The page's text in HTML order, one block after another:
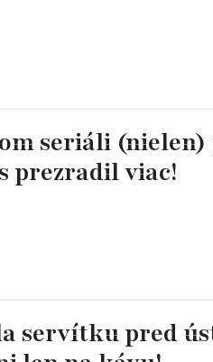
seriáli (nielen)
prezradil viac!
servítku pred